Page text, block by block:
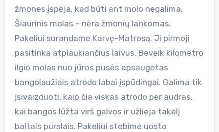
žmones įspėja, kad būti ant molo negalima.
Šiaurinis molas – nėra žmonių lankomas.
Pakeliui surandame Karvę-Matrosą. Ji pirmoji
pasitinka atplaukiančius laivus. Beveik kilometro
ilgio molas nuo jūros pusės apsaugotas
bangolaužiais atrodo labai įspūdingai. Galima tik
įsivaizduoti, kaip čia viskas atrodo per audras,
kai bangos lūžta virš galvos ir užlieja takelį
baltais purslais. Pakeliui stebime uosto